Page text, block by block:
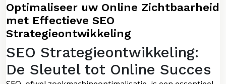
Optimaliseer uw Online Zichtbaarheid
met Effectieve SEO
Strategieontwikkeling
SEO Strategieontwikkeling:
De Sleutel tot Online Succes